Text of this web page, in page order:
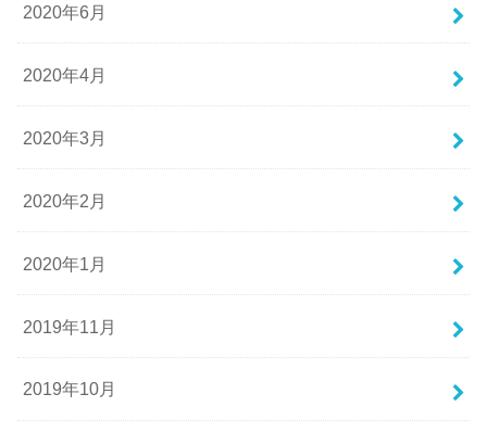
2020年6月
2020年4月
2020年3月
2020年2月
2020年1月
2019年11月
2019年10月